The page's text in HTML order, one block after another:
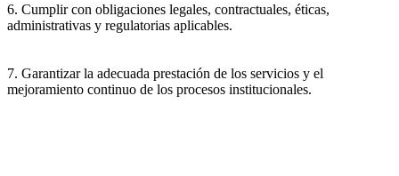
6. Cumplir con obligaciones legales, contractuales, éticas,
administrativas y regulatorias aplicables.
7. Garantizar la adecuada prestación de los servicios y el
mejoramiento continuo de los procesos institucionales.